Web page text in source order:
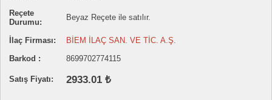
Reçete
Durumu:
Beyaz Reçete ile satılır.
İlaç Firması:
BİEM İLAÇ SAN. VE TİC. A.Ş.
Barkod :
8699702774115
Satış Fiyatı: 2933.01 ₺